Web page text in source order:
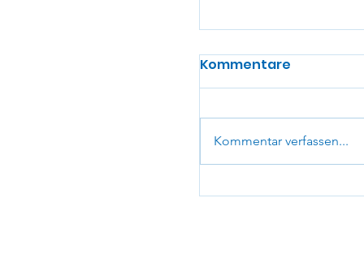
Newsletter
Kommentare
Kommentar verfassen...